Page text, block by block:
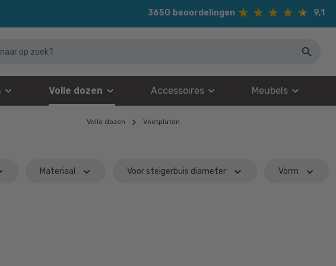
3650 beoordelingen 9,1
Volle dozen Accessoires Meubels
Volle dozen Voetplaten
Materiaal Voor steigerbuis diameter Vorm